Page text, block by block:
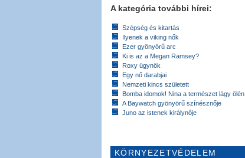
A kategória további hírei:
Szépség és kitartás
Ilyenek a viking nők
Ezer gyönyörű arc
Ki is az a Megan Ramsey?
Roxy ügynök
Egy nő darabjai
Nemzeti kincs született
Bomba idomok! Nina a természet lágy ölén
A Baywatch gyönyörű színésznője
Juno az istenek királynője
KÖRNYEZETVÉDELEM